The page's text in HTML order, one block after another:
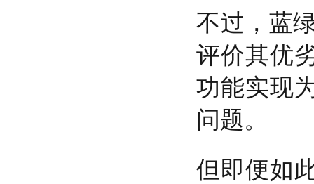
不过，蓝
评价其优
功能实现
问题。
但即便如